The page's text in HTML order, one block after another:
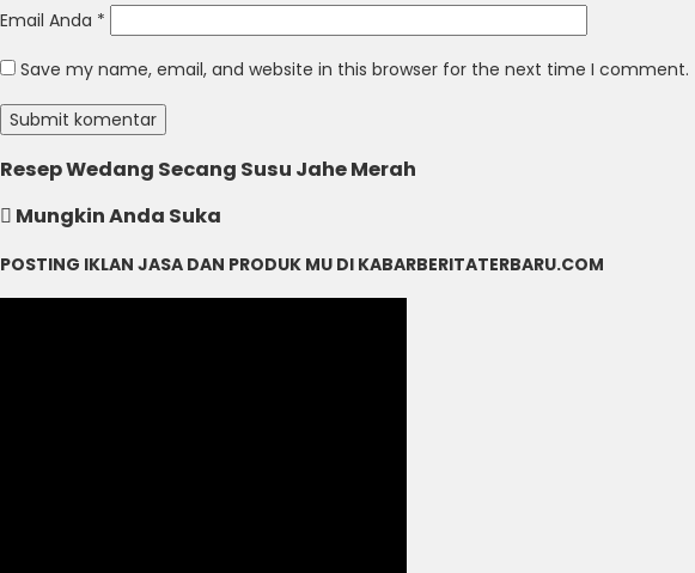
Email Anda *
Save my name, email, and website in this browser for the next time I comment.
Resep Wedang Secang Susu Jahe Merah
Mungkin Anda Suka
POSTING IKLAN JASA DAN PRODUK MU DI KABARBERITATERBARU.COM